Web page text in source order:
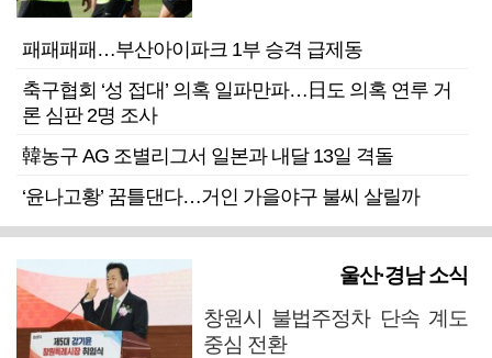
패패패패…부산아이파크 1부 승격 급제동
축구협회 ‘성 접대’ 의혹 일파만파…日도 의혹 연루 거
론 심판 2명 조사
韓농구 AG 조별리그서 일본과 내달 13일 격돌
‘윤나고황’ 꿈틀댄다…거인 가을야구 불씨 살릴까
울산·경남 소식
창원시 불법주정차 단속 계도
중심 전환